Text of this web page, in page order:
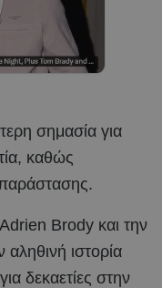
σημασία για
καθώς
Brody και την
ιστορία
δεκαετίες στην